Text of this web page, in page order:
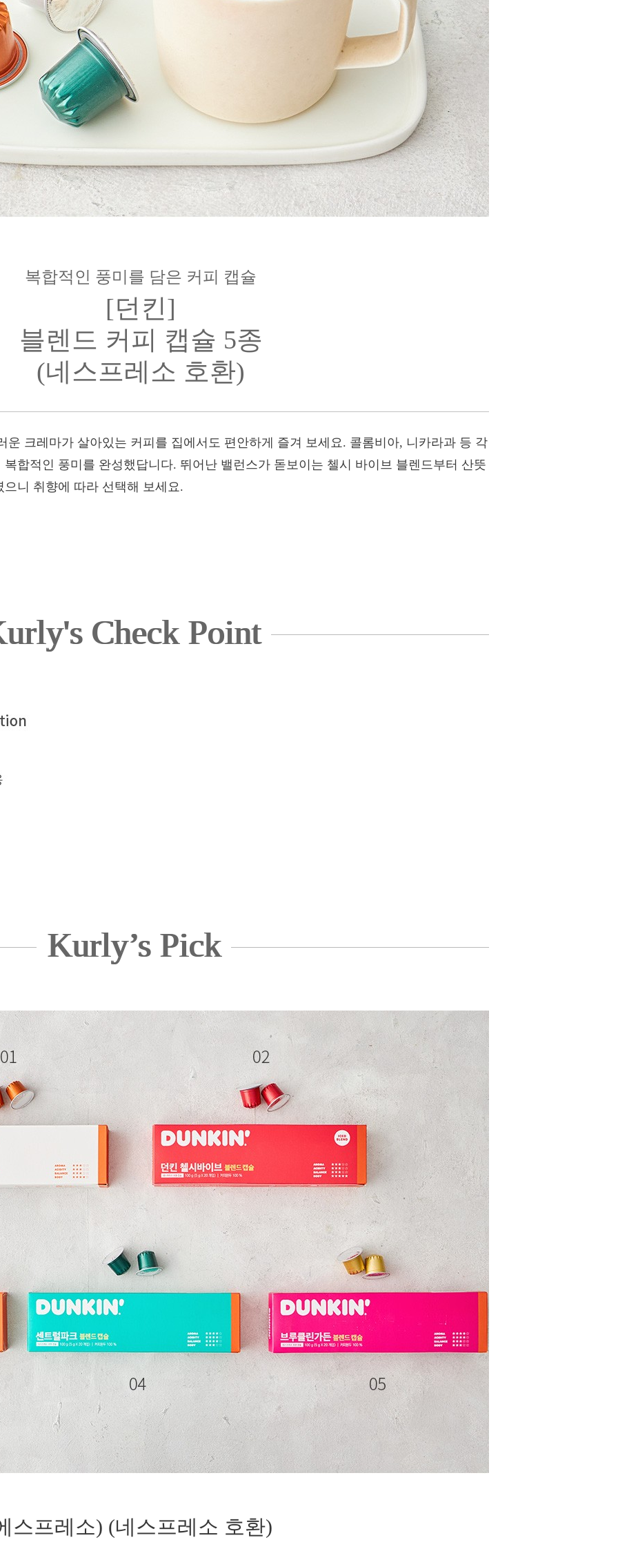
복합적인 풍미를 담은 커피 캡슐
[던킨]
블렌드 커피 캡슐 5종
(네스프레소 호환)
운 크레마가 살아있는 커피를 집에서도 편안하게 즐겨 보세요. 콜롬비아, 니카라과 등 각
합적인 풍미를 완성했답니다. 뛰어난 밸런스가 돋보이는 첼시 바이브 블렌드부터 산뜻
니 취향에 따라 선택해 보세요.
Check Point
Kurly’s Pick
스프레소) (네스프레소 호환)